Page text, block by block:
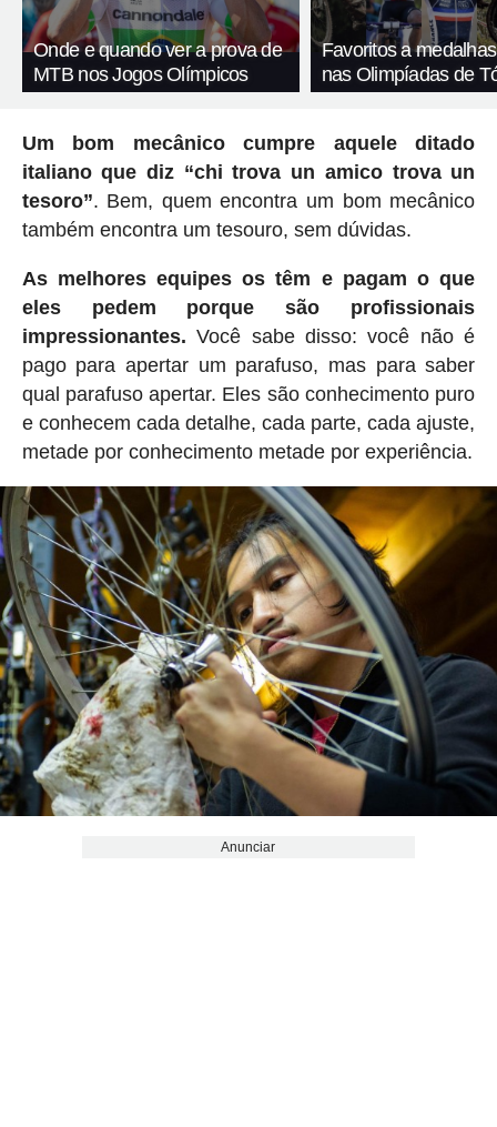
Onde e quando ver a prova de
MTB nos Jogos Olímpicos
Favoritos a
nas Olimpíadas de
Um bom mecânico cumpre aquele ditado
italiano que diz “chi trova un amico trova un
tesoro”. Bem, quem encontra um bom mecânico
também encontra um tesouro, sem dúvidas.
As melhores equipes os têm e pagam o que
eles pedem porque são profissionais
impressionantes. Você sabe disso: você não é
pago para apertar um parafuso, mas para saber
qual parafuso apertar. Eles são conhecimento puro
e conhecem cada detalhe, cada parte, cada ajuste,
metade por conhecimento metade por experiência.
Anunciar